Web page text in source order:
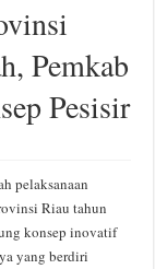
Pemkab
Pesisir
pelaksanaan
Riau tahun
konsep inovatif
yang berdiri